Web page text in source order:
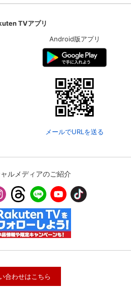
TVアプリ
Android版アプリ
メールでURLを送る
ルメディアのご紹介
合わせはこちら